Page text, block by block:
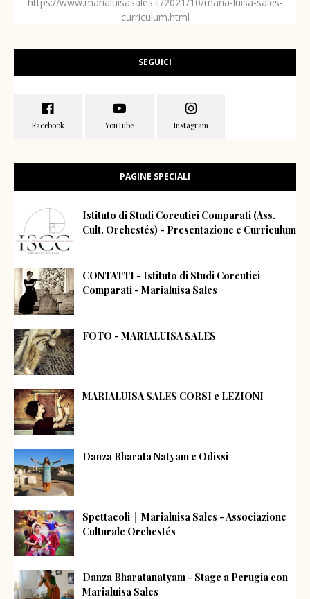
curriculum.html
SEGUICI
PAGINE SPECIALI
Istituto di Studi Coreutici Comparati (Ass.
Cult. Orchestés) - Presentazione e Curriculum
CONTATTI - Istituto di Studi Coreutici
Comparati - Marialuisa Sales
FOTO - MARIALUISA SALES
MARIALUISA SALES CORSI e LEZIONI
Danza Bharata Natyam e Odissi
Spettacoli │ Marialuisa Sales - Associazione
Culturale Orchestés
Danza Bharatanatyam - Stage a Perugia con
Marialuisa Sales